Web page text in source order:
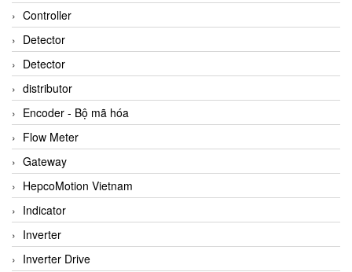
Controller
Detector
Detector
distributor
Encoder - Bộ mã hóa
Flow Meter
Gateway
HepcoMotion Vietnam
Indicator
Inverter
Inverter Drive